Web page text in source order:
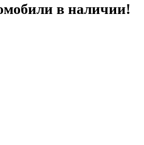
в наличии!